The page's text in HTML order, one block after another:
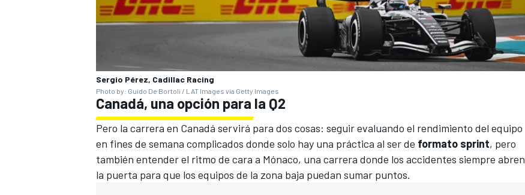
Sergio Pérez, Cadillac Racing
Photo by: Guido De Bortoli / LAT Images via Getty Images
Canadá, una opción para la Q2
Pero la carrera en Canadá servirá para dos cosas: seguir evaluando el rendimiento del equipo
en fines de semana complicados donde solo hay una práctica al ser de formato sprint, pero
también entender el ritmo de cara a Mónaco, una carrera donde los accidentes siempre abren
la puerta para que los equipos de la zona baja puedan sumar puntos.